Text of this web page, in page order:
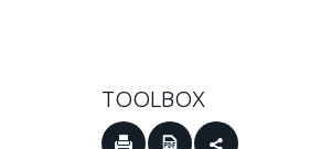
TOOLBOX